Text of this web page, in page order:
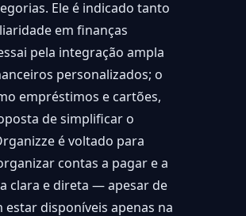
Ele é indicado tanto
em finanças
pela integração ampla
personalizados; o
empréstimos e cartões,
de simplificar o
é voltado para
contas a pagar e a
clara e direta — apesar de
disponíveis apenas na